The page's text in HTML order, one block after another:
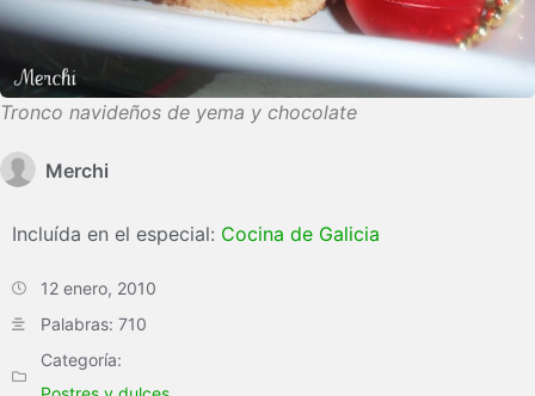
Tronco navideños de yema y chocolate
Merchi
Incluída en el especial: Cocina de Galicia
12 enero, 2010
Palabras: 710
Categoría: